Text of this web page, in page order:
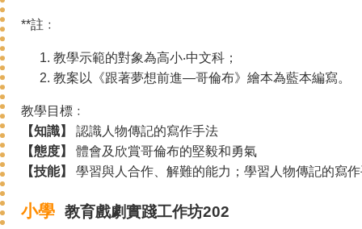
**註﹕
教學示範的對象為高小‧中文科；
教案以《跟著夢想前進—哥倫布》繪本為藍本編寫。
教學目標﹕
【知識】 認識人物傳記的寫作手法
【態度】
體會及欣賞哥倫布的堅毅和勇氣
【技能】
學習與人合作、解難的能力；學習人物傳記的寫
小學 教育戲劇實踐工作坊202